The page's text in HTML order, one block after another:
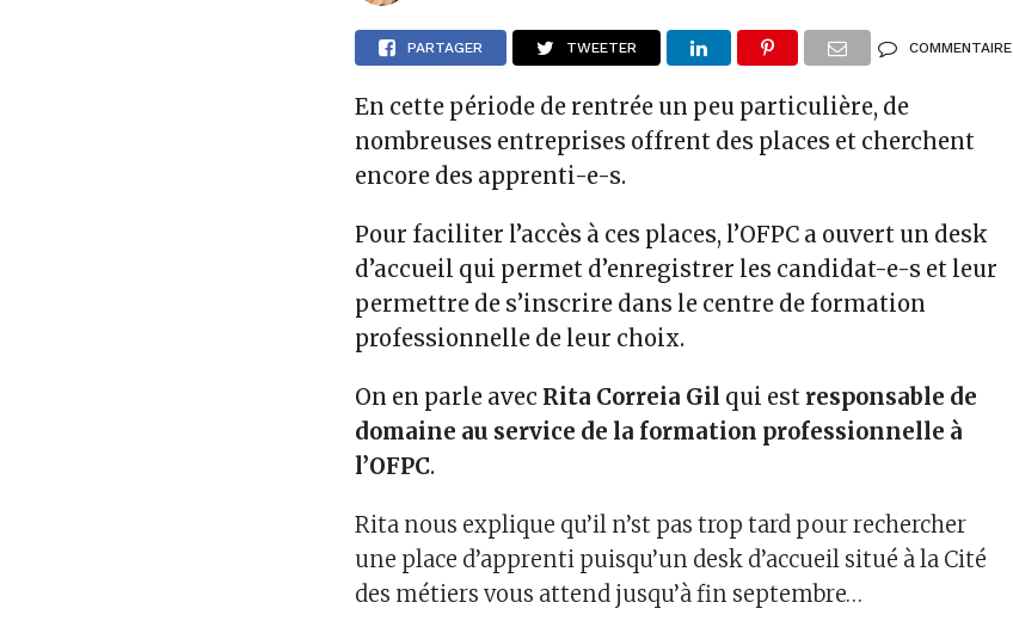
PARTAGER TWEETER COMMENTAIRE
En cette période de rentrée un peu particulière, de
nombreuses entreprises offrent des places et cherchent
encore des apprenti-e-s.
Pour faciliter l’accès à ces places, l’OFPC a ouvert un desk
d’accueil qui permet d’enregistrer les candidat-e-s et leur
permettre de s’inscrire dans le centre de formation
professionnelle de leur choix.
On en parle avec Rita Correia Gil qui est responsable de
domaine au service de la formation professionnelle à
l’OFPC.
Rita nous explique qu’il n’st pas trop tard pour rechercher
une place d’apprenti puisqu’un desk d’accueil situé à la Cité
des métiers vous attend jusqu’à fin septembre…